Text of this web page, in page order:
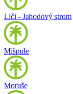
Liči - Jahodový strom
Mišpule
Moruše